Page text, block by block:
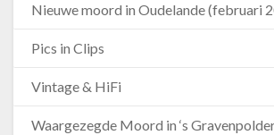
Nieuwe moord in Oudelande (februari
Pics in Clips
Vintage & HiFi
Waargezegde Moord in ‘s